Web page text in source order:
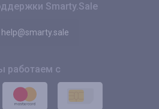
Smarty.Sale
help@smarty.sale
работаем с